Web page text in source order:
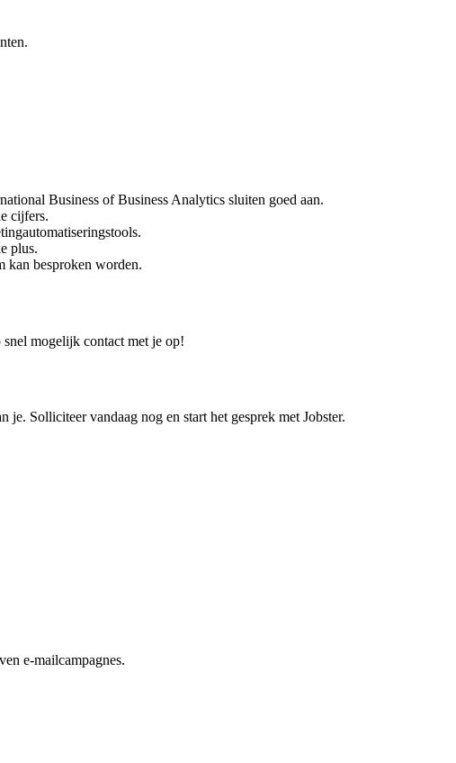
Business of Business Analytics sluiten goed aan.
cijfers.
plus.
kan besproken worden.
mogelijk contact met je op!
Solliciteer vandaag nog en start het gesprek met Jobster.
e-mailcampagnes.